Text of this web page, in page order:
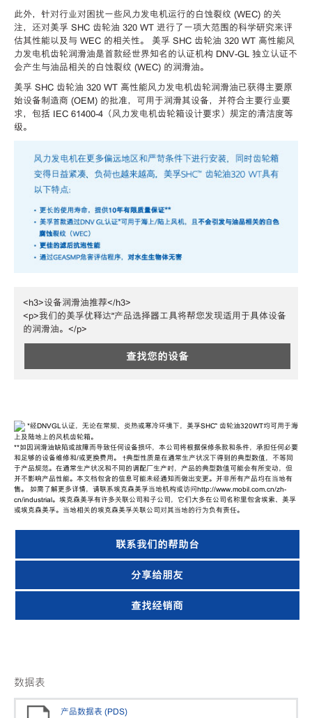
此外，针对行业对困扰一些风力发电机运行的白蚀裂纹 (WEC) 的关
注，还对美孚 SHC 齿轮油 320 WT 进行了一项大范围的科学研究来评
估其性能以及与 WEC 的相关性。 美孚 SHC 齿轮油 320 WT 高性能风
力发电机齿轮润滑油是首款经世界知名的认证机构 DNV-GL 独立认证不
会产生与油品相关的白蚀裂纹 (WEC) 的润滑油。
美孚 SHC 齿轮油 320 WT 高性能风力发电机齿轮润滑油已获得主要原
始设备制造商 (OEM) 的批准，可用于润滑其设备，并符合主要行业要
求，包括 IEC 61400-4（风力发电机齿轮箱设计要求）规定的清洁度等
级。
<h3>设备润滑油推荐</h3>
<p>我们的美孚优释达℠产品选择器工具将帮您发现适用于具体设备
的润滑油。</p>
查找您的设备
*经DNVGL认证，无论在常规、炎热或寒冷环境下，美孚SHC™ 齿轮油320WT均可用于海
上及陆地上的风机齿轮箱。
**如因润滑油缺陷或故障而导致任何设备损坏，本公司将根据保修条款和条件，承担任何必要
和足够的设备维修和/或更换费用。 †典型性质是在通常生产状况下得到的典型数值，不等同
于产品规范。在通常生产状况和不同的调配厂生产时，产品的典型数值可能会有所变动，但
并不影响产品性能。本文档包含的信息可能未经通知而做出变更。并非所有产品均在当地有
售。 如需了解更多详情，请联系埃克森美孚当地机构或访问http://www.mobil.com.cn/zh-
cn/industrial。埃克森美孚有许多关联公司和子公司，它们大多在公司名称里包含埃索、美孚
或埃克森美孚。当地相关的埃克森美孚关联公司对其当地的行为负有责任。
联系我们的帮助台
分享给朋友
查找经销商
数据表
产品数据表 (PDS)